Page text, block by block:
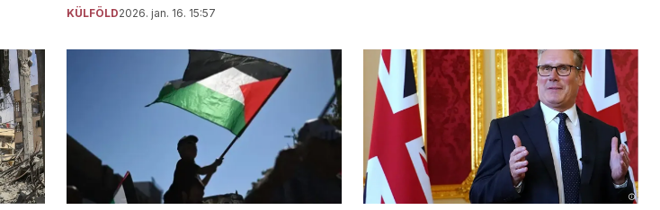
KÜLFÖLD2026. jan. 16. 15:57